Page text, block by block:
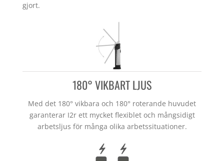
gjort.
180° VIKBART LJUS
Med det 180° vikbara och 180° roterande huvudet
garanterar I2r ett mycket flexiblet och mångsidigt
arbetsljus för många olika arbetssituationer.